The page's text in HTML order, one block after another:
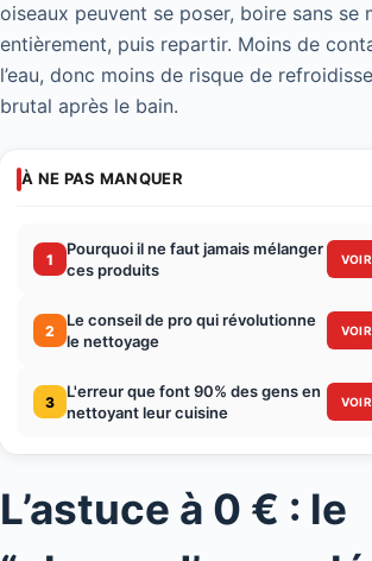
oiseaux peuvent se poser, boire sans se
entièrement, puis repartir. Moins de
l’eau, donc moins de risque de
brutal après le bain.
À NE PAS MANQUER
1
Pourquoi il ne faut jamais mélanger
ces produits
2
Le conseil de pro qui révolutionne
le nettoyage
3
L'erreur que font 90% des gens en
nettoyant leur cuisine
L’astuce à 0 € : le